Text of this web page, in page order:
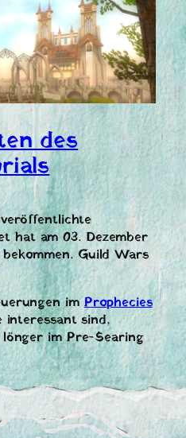
des
hat am 03. Dezember
Guild Wars
imProphecies
sind,
im Pre-Searing